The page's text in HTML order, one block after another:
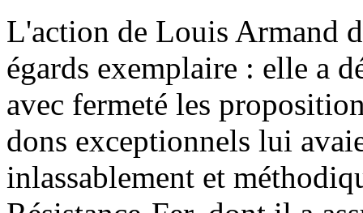
L'action de Louis Armand
égards exemplaire : elle a
avec fermeté les
dons exceptionnels lui
inlassablement et